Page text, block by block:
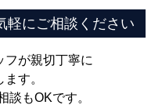
軽にご相談ください
フが親切丁寧に
す。
談もOKです。